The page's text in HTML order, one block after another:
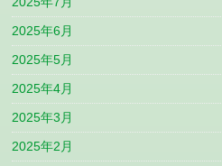
2025年6月
2025年5月
2025年4月
2025年3月
2025年2月